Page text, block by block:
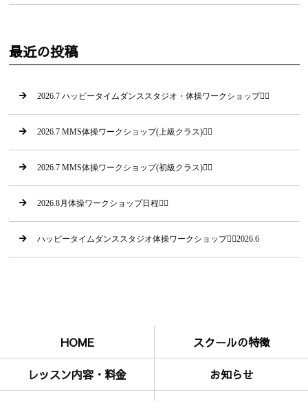
最近の投稿
2026.7 ハッピータイムダンススタジオ・体操ワークショップ🤸‍♂
2026.7 MMS体操ワークショップ(上級クラス)🤸‍♀
2026.7 MMS体操ワークショップ(初級クラス)🤸‍♂
2026.8月体操ワークショップ日程🤸‍♂
ハッピータイムダンススタジオ体操ワークショップ🤸‍♂2026.6
HOME スクールの特徴
レッスン内容・料金 お知らせ